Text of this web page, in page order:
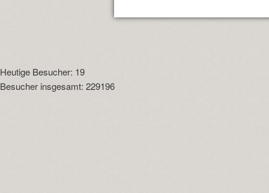
Heutige Besucher: 19
Besucher insgesamt: 229196